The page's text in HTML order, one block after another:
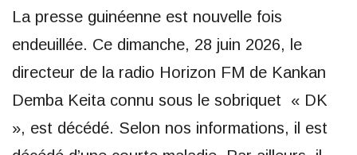
La presse guinéenne est nouvelle fois
endeuillée. Ce dimanche, 28 juin 2026, le
directeur de la radio Horizon FM de Kankan
Demba Keita connu sous le sobriquet « DK
», est décédé. Selon nos informations, il est